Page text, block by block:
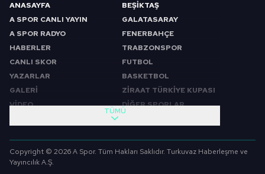
ANASAYFA
A SPOR CANLI YAYIN
A SPOR RADYO
HABERLER
CANLI SKOR
YAZARLAR
GALERİ
VİDEO
BEŞİKTAŞ
GALATASARAY
FENERBAHÇE
TRABZONSPOR
FUTBOL
BASKETBOL
ZİRAAT TÜRKİYE KUPASI
DİĞER SPORLAR
SABAH SPORU
SPOR GÜNDEMİ
FUTBOL
TÜMÜ
Copyright © 2026 A Spor. Tüm Hakları Saklıdır. Turkuvaz Haberleşme ve
Yayıncılık A.Ş.